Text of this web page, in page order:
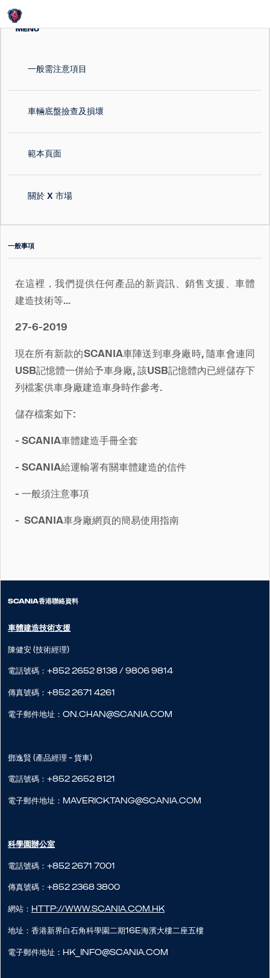
MENU
一般需注意項目
車輛底盤撿查及損壞
範本頁面
關於 X 市場
一般事項
在這裡，我們提供任何產品的新資訊、銷售支援、車體
建造技術等...
27-6-2019
現在所有新款的SCANIA車陣送到車身廠時, 隨車會連同
USB記憶體一併給予車身廠, 該USB記憶體內已經儲存下
列檔案供車身廠建造車身時作參考.
儲存檔案如下:
- SCANIA車體建造手冊全套
- SCANIA給運輸署有關車體建造的信件
- 一般須注意事項
- SCANIA車身廠網頁的簡易使用指南
SCANIA香港聯絡資料
車體建造技術支援
陳健安 (技術經理)
電話號碼：+852 2652 8138 / 9806 9814
傳真號碼：+852 2671 4261
電子郵件地址：on.chan@scania.com
鄧逸賢 (產品經理 - 貨車)
電話號碼：+852 2652 8121
電子郵件地址：maverick.tang@scania.com
科學園辦公室
電話號碼：+852 2671 7001
傳真號碼：+852 2368 3800
網站： http://www.scania.com.hk
地址：香港新界白石角科學園二期16E海濱大樓二座五樓
電子郵件地址：hk_info@scania.com